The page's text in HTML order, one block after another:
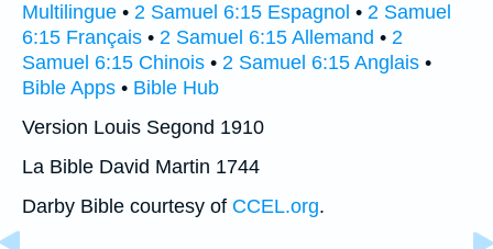
Multilingue • 2 Samuel 6:15 Espagnol • 2 Samuel
6:15 Français • 2 Samuel 6:15 Allemand • 2
Samuel 6:15 Chinois • 2 Samuel 6:15 Anglais •
Bible Apps • Bible Hub
Version Louis Segond 1910
La Bible David Martin 1744
Darby Bible courtesy of CCEL.org.